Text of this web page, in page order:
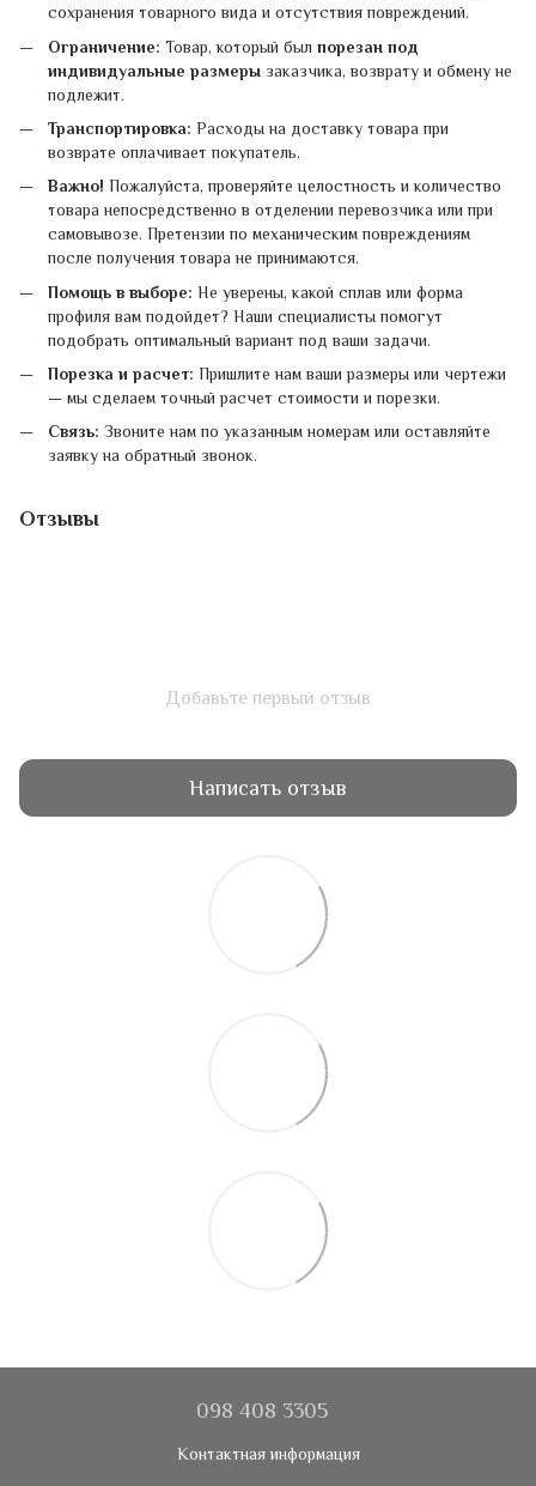
сохранения товарного вида и отсутствия повреждений.
Ограничение: Товар, который был порезан под
индивидуальные размеры заказчика, возврату и обмену не
подлежит.
Транспортировка: Расходы на доставку товара при
возврате оплачивает покупатель.
Важно! Пожалуйста, проверяйте целостность и количество
товара непосредственно в отделении перевозчика или при
самовывозе. Претензии по механическим повреждениям
после получения товара не принимаются.
Помощь в выборе: Не уверены, какой сплав или форма
профиля вам подойдет? Наши специалисты помогут
подобрать оптимальный вариант под ваши задачи.
Порезка и расчет: Пришлите нам ваши размеры или чертежи
— мы сделаем точный расчет стоимости и порезки.
Связь: Звоните нам по указанным номерам или оставляйте
заявку на обратный звонок.
Отзывы
Добавьте первый отзыв
Написать отзыв
098 408 3305
Контактная информация